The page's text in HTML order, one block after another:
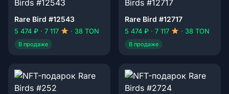
Rare Bird #12543
5 474 ₽ · 7 117 · 38 TON
В продаже
Rare Bird #12717
5 474 ₽ · 7 117 · 38 TON
В продаже